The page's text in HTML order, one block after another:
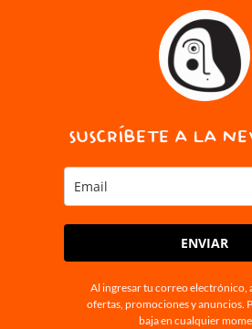
SUSCRÍBETE A LA
ENVIAR
Al ingresar tu correo electrónico,
ofertas, promociones y anuncios.
baja en cualquier